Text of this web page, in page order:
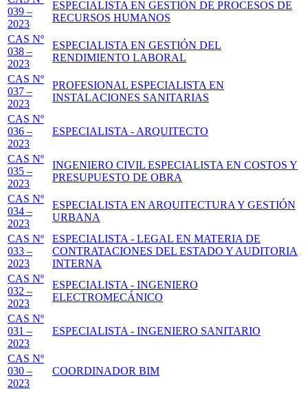
039 –
2023
ESPECIALISTA EN GESTIÓN DE PROCESOS DE
RECURSOS HUMANOS
CAS Nº
038 –
2023
ESPECIALISTA EN GESTIÓN DEL
RENDIMIENTO LABORAL
CAS Nº
037 –
2023
PROFESIONAL ESPECIALISTA EN
INSTALACIONES SANITARIAS
CAS Nº
036 –
2023
ESPECIALISTA - ARQUITECTO
CAS Nº
035 –
2023
INGENIERO CIVIL ESPECIALISTA EN COSTOS Y
PRESUPUESTO DE OBRA
CAS Nº
034 –
2023
ESPECIALISTA EN ARQUITECTURA Y GESTIÓN
URBANA
CAS Nº
033 –
2023
ESPECIALISTA - LEGAL EN MATERIA DE
CONTRATACIONES DEL ESTADO Y AUDITORIA
INTERNA
CAS Nº
032 –
2023
ESPECIALISTA - INGENIERO
ELECTROMECÁNICO
CAS Nº
031 –
2023
ESPECIALISTA - INGENIERO SANITARIO
CAS Nº
030 –
2023
COORDINADOR BIM